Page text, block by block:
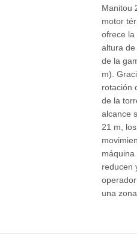
Manitou
motor
ofrece la
altura
de la
m).
rotación
de la
alcance
21 m, los
máquina
reducen
una